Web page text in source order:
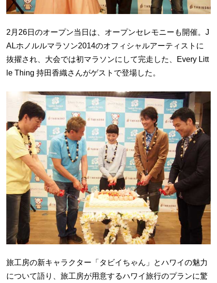
2月26日のオープン当日は、オープンセレモニーも開催。J
ALホノルルマラソン2014のオフィシャルアーティストに
抜擢され、大会では初マラソンにして完走した、Every Litt
le Thing 持田香織さんがゲストで登場した。
旅工房の新キャラクター「タビイちゃん」とハワイの魅力
について語り、旅工房が用意するハワイ旅行のプランに驚